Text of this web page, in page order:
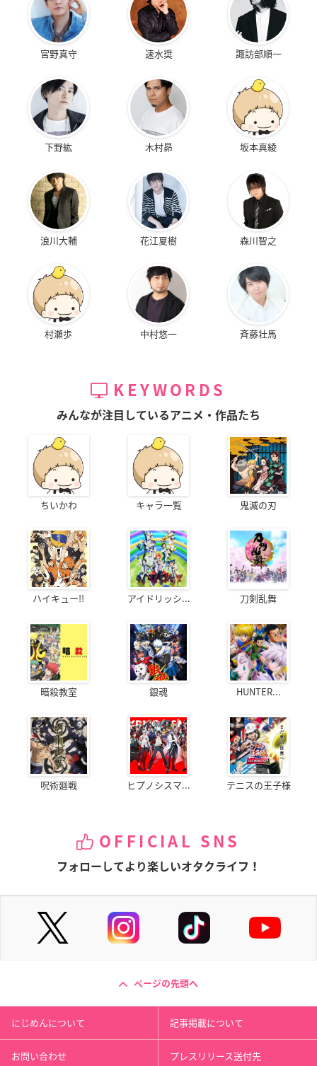
宮野真守 速水奨 諏訪部順一
下野紘 木村昴 坂本真綾
浪川大輔 花江夏樹 森川智之
村瀬歩 中村悠一 斉藤壮馬
KEYWORDS
みんなが注目しているアニメ・作品たち
ちいかわ キャラ一覧 鬼滅の刃
ハイキュー!! アイドリッシ... 刀剣乱舞
暗殺教室 銀魂 HUNTER...
呪術廻戦 ヒプノシスマ... テニスの王子様
OFFICIAL SNS
フォローしてより楽しいオタクライフ！
ページの先頭へ
にじめんについて 記事掲載について
お問い合わせ プレスリリース送付先